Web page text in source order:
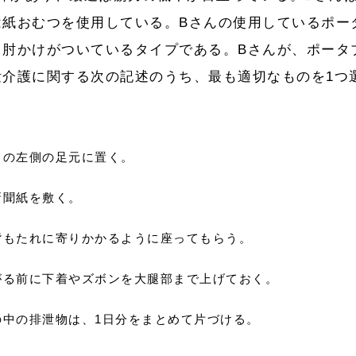
おむつを使用している。Bさんの使用しているポー
かけがついているタイプである。Bさんが、ポータ
護に関する次の記述のうち、最も適切なものを1つ
左側の足元に置く。
紙を敷く。
たれに寄りかかるように座ってもらう。
前に下着やズボンを大腿部まで上げておく。
の排泄物は、1日分をまとめて片づける。